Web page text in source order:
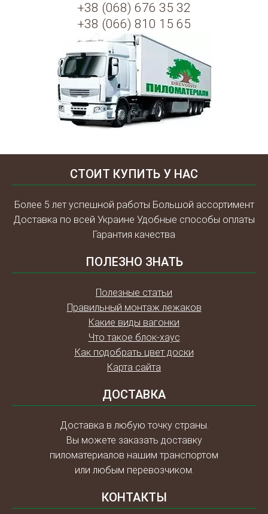
+38 (068) 676 35 32
+38 (066) 810 15 65
СТОИТ КУПИТЬ У НАС
Более 5 лет успешной работы Большой ассортимент
Доставка по всей Украине Удобные способы оплаты
Гарантия качества
ПОЛЕЗНО ЗНАТЬ
Полезные статьи
Правильный монтаж лежаков
Какие виды вагонки
Что такое блок-хаус
Как подобрать цвет доски
Карта сайта
ДОСТАВКА
Доставка в любую точку страны.
Вы можете заказать доставку
пиломатериалов нашим транспортом
или любым перевозчиком.
КОНТАКТЫ